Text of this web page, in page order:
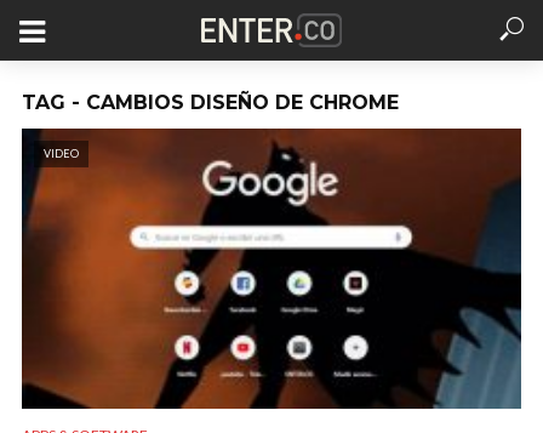
TAG - CAMBIOS DISEÑO DE CHROME
VIDEO